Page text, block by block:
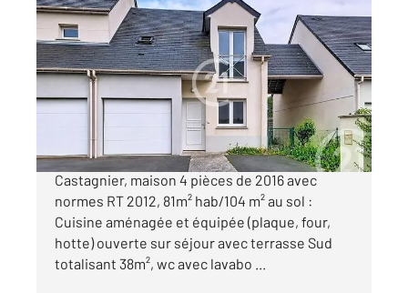
CORMELLES LE ROYAL 14
81,42 m2
, 4 pièces
Ref : 3376
Maison à vendre
237 000 €
CORMELLES LE ROYAL, intra-périph, rue du
Castagnier, maison 4 pièces de 2016 avec
normes RT 2012, 81m² hab/104 m² au sol :
Cuisine aménagée et équipée (plaque, four,
hotte) ouverte sur séjour avec terrasse Sud
totalisant 38m², wc avec lavabo ...